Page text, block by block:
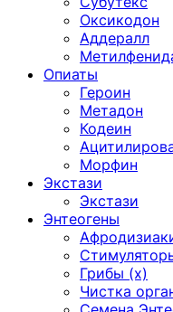
Оксикодон
Аддералл
Опиаты
Героин
Метадон
Кодеин
Морфин
Экстази
Экстази
Энтеогены
Грибы (х)
Чистка